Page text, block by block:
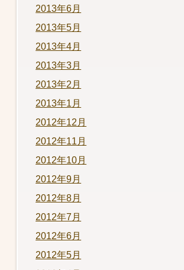
2013年6月
2013年5月
2013年4月
2013年3月
2013年2月
2013年1月
2012年12月
2012年11月
2012年10月
2012年9月
2012年8月
2012年7月
2012年6月
2012年5月